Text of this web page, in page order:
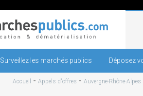
Surveillez les marchés publics Déposez
Accueil - Appels d'offres - Auvergne-Rhône-Alpes